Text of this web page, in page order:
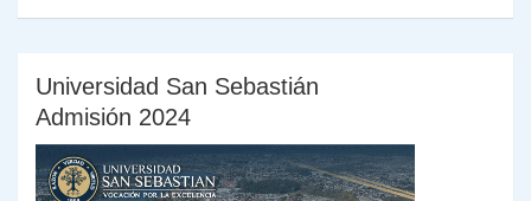
Universidad San Sebastián
Admisión 2024